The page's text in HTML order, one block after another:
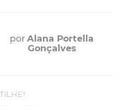
porAlana Portella
Gonçalves